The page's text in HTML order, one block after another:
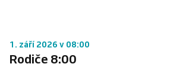
1. září 2026 v 08:00
Rodiče 8:00